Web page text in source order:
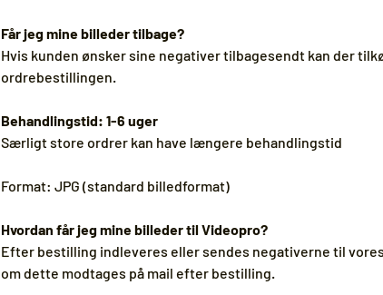
Får jeg mine billeder tilbage?
Hvis kunden ønsker sine negativer tilbagesendt kan der
ordrebestillingen.
Behandlingstid: 1-6 uger
Særligt store ordrer kan have længere behandlingstid
Format: JPG (standard billedformat)
Hvordan får jeg mine billeder til Videopro?
Efter bestilling indleveres eller sendes negativerne til
om dette modtages på mail efter bestilling.